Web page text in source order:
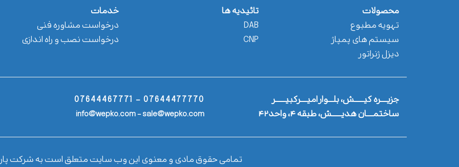
محصولات
تهویه مطبوع
سیستم های پمپاژ
دیزل ژنراتور
تائیدیه ها
DAB
CNP
خدمات
درخواست مشاوره فنی
درخواست نصب و راه اندازی
07644477770 - 07644467771
info@wepko.com - sale@wepko.com
جزیــــره کیــــــش، بلـــوار امیــــرکبیــــــر
ساختمــــان هدیــــــش، طبقه ۴، واحد۴۲
تمامی حقوق مادی و معنوی این وب سایت متعلق است به شرکت